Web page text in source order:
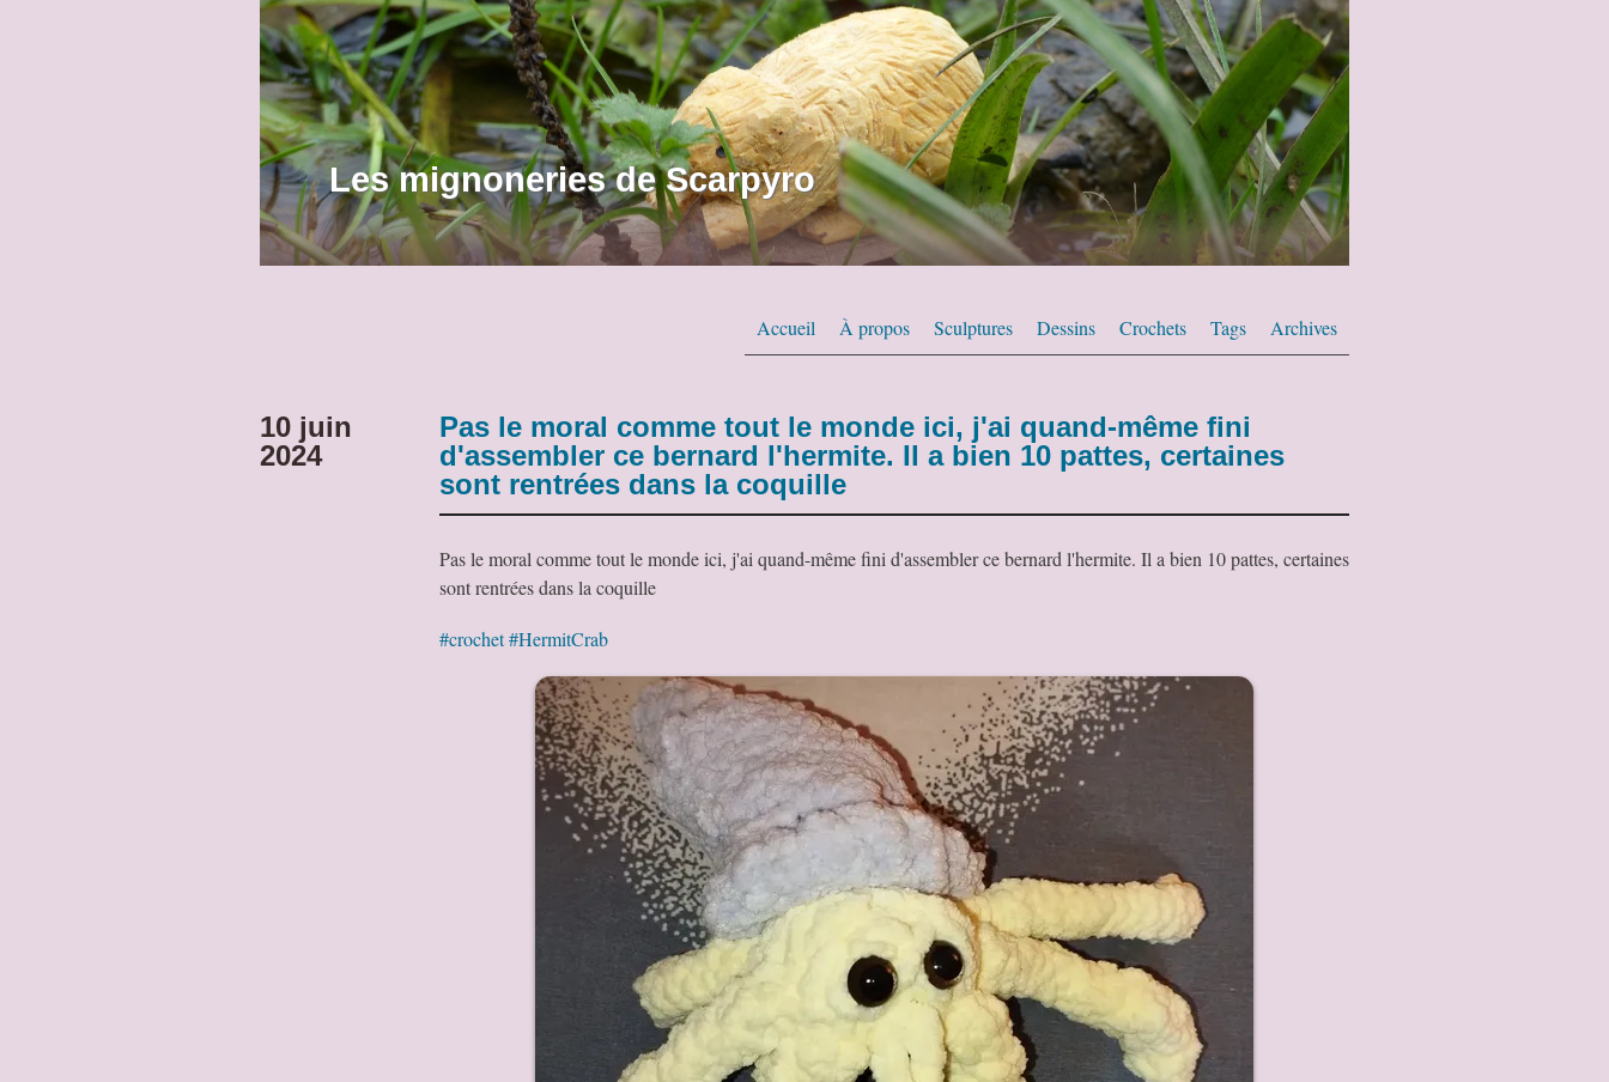
Les mignoneries de Scarpyro
Accueil À propos Sculptures Dessins Crochets Tags Archives
10 juin
2024
Pas le moral comme tout le monde ici, j'ai quand-même fini
d'assembler ce bernard l'hermite. Il a bien 10 pattes, certaines
sont rentrées dans la coquille
Pas le moral comme tout le monde ici, j'ai quand-même fini d'assembler ce bernard l'hermite. Il a bien 10 pattes, certaines
sont rentrées dans la coquille
#crochet#HermitCrab